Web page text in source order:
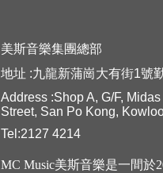
美斯音樂集團總部
地址 :九龍新蒲崗大有街1號
Address :Shop A, G/F,
Street, San Po Kong,
Tel:2127 4214
MC Music美斯音樂是一間於